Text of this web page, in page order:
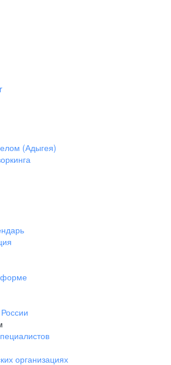
(Адыгея)
форме
организациях